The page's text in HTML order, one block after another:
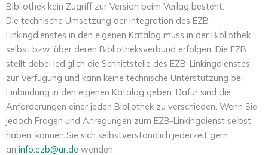
Bibliothek kein Zugriff zur Version beim Verlag besteht.
Die technische Umsetzung der Integration des EZB-
Linkingdienstes in den eigenen Katalog muss in der Bibliothek
selbst bzw. über deren Bibliotheksverbund erfolgen. Die EZB
stellt dabei lediglich die Schnittstelle des EZB-Linkingdienstes
zur Verfügung und kann keine technische Unterstützung bei
Einbindung in den eigenen Katalog geben. Dafür sind die
Anforderungen einer jeden Bibliothek zu verschieden. Wenn Sie
jedoch Fragen und Anregungen zum EZB-Linkingdienst selbst
haben, können Sie sich selbstverständlich jederzeit gern
an info.ezb@ur.de wenden.